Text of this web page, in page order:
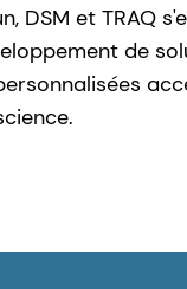
DSM et TRAQ
de